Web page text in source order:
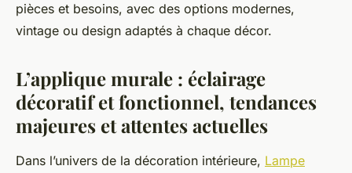
pièces et besoins, avec des options modernes,
vintage ou design adaptés à chaque décor.
L’applique murale : éclairage
décoratif et fonctionnel, tendances
majeures et attentes actuelles
Dans l’univers de la décoration intérieure, Lampe